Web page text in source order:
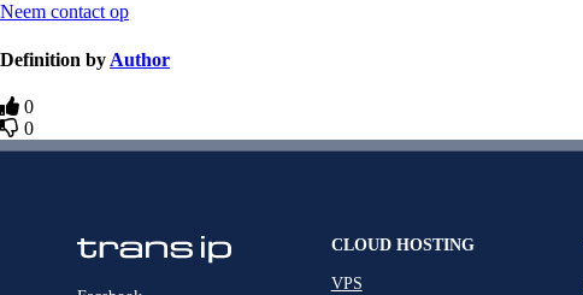
Neem contact op
Definition by Author
0
0
CLOUD HOSTING
VPS